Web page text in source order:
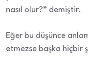
nasıl olur?” demiştir.
Eğer bu düşünce
etmezse başka hiçbir